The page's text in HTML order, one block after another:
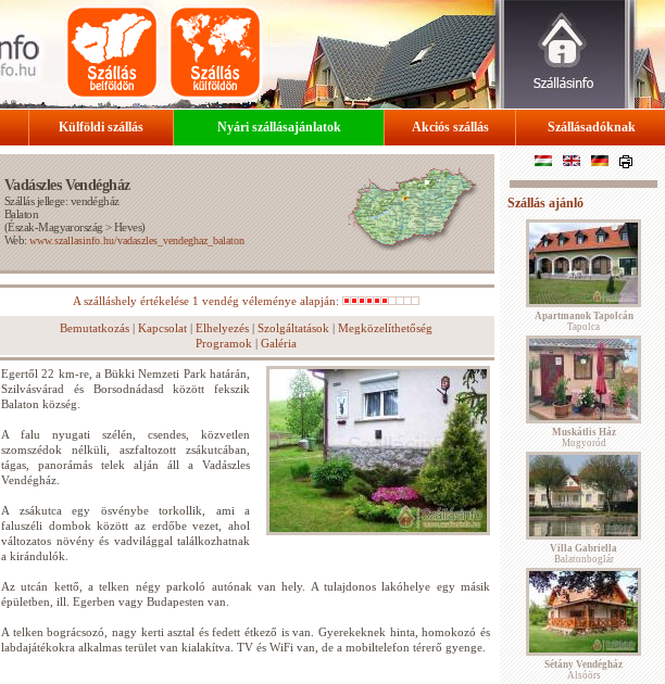
Külföldi szállás Nyári szállásajánlatok Akciós szállás Szállásadóknak
Vadászles Vendégház
Szállás jellege: vendégház
Balaton
(Észak-Magyarország >Heves)
Web:www.szallasinfo.hu/vadaszles_vendeghaz_balaton
A szálláshely értékelése 1 vendég véleménye alapján:
Bemutatkozás| Kapcsolat| Elhelyezés| Szolgáltatások | Megközelíthetőség
Programok | Galéria
Egertől 22 km-re, a Bükki Nemzeti Park határán,
Szilvásvárad és Borsodnádasd között fekszik
Balaton község.
A falu nyugati szélén, csendes, közvetlen
szomszédok nélküli, aszfaltozott zsákutcában,
tágas, panorámás telek alján áll a Vadászles
Vendégház.
A zsákutca egy ösvénybe torkollik, ami a
faluszéli dombok között az erdőbe vezet, ahol
változatos növény és vadvilággal találkozhatnak
a kirándulók.
Az utcán kettő, a telken négy parkoló autónak van hely. A tulajdonos lakóhelye egy másik
épületben, ill. Egerben vagy Budapesten van.
A telken bográcsozó, nagy kerti asztal és fedett étkező is van. Gyerekeknek hinta, homokozó és
labdajátékokra alkalmas terület van kialakítva. TV és WiFi van, de a mobiltelefon térerő gyenge.
Szállás ajánló
Apartmanok Tapolcán
Tapolca
Muskátlis Ház
Mogyoród
Villa Gabriella
Balatonboglár
Sétány Vendégház
Alsóörs